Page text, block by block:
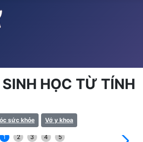
HỌC TỪ TÍNH
sức khỏe Vớ y khoa
1 2 3 4 5